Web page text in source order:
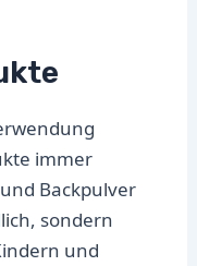
immer
Backpulver
sondern
und